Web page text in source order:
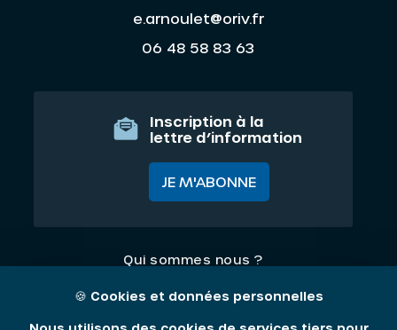
e.arnoulet@oriv.fr
06 48 58 83 63
Inscription à la
lettre d’information
JE M'ABONNE
Qui sommes nous ?
Nos thématiques
🍪 Cookies et données personnelles